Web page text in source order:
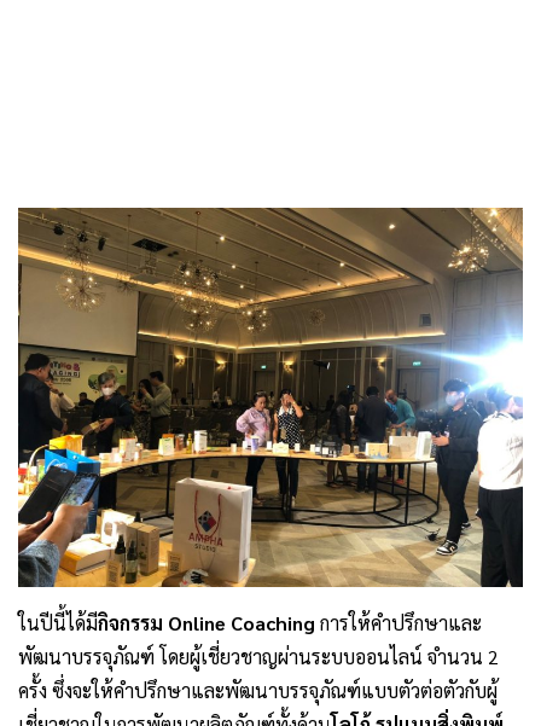
ในปีนี้ได้มีกิจกรรม Online Coaching การให้คำปรึกษาและ
พัฒนาบรรจุภัณฑ์ โดยผู้เชี่ยวชาญผ่านระบบออนไลน์ จำนวน 2
ครั้ง ซึ่งจะให้คำปรึกษาและพัฒนาบรรจุภัณฑ์แบบตัวต่อตัวกับผู้